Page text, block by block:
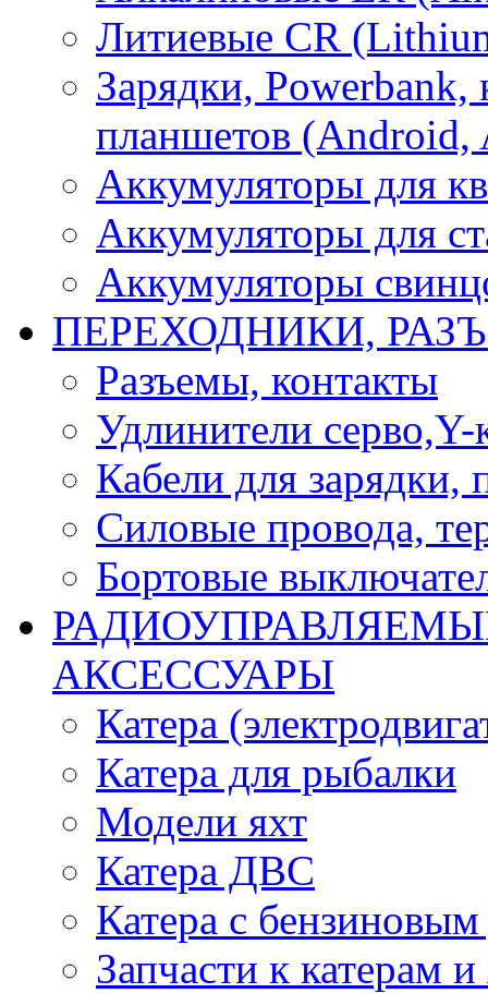
Литиевые CR
Зарядки, Powerbank,
планшетов (Android,
Аккумуляторы для
Аккумуляторы для
Аккумуляторы
ПЕРЕХОДНИКИ,
Разъемы, контакты
Удлинители серво,Y-
Кабели для зарядки,
Силовые провода,
Бортовые
АКСЕССУАРЫ
Катера
Катера для рыбалки
Модели яхт
Катера ДВС
Катера с бензиновым
Запчасти к катерам